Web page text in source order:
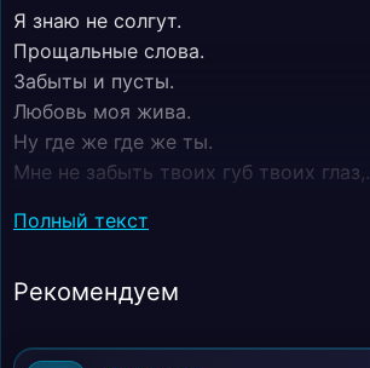
Я знаю не солгут.
Прощальные слова.
Забыты и пусты.
Любовь моя жива.
Ну где же где же ты.
Мне не забыть твоих губ твоих глаз,.
Пускай судьба познакомила нас.
Мне не забыть твоих губ твоих глаз!
Полный текст
Рекомендуем